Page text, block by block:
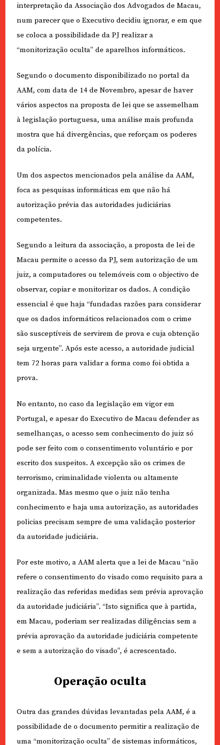
interpretação da Associação dos Advogados de Macau,
num parecer que o Executivo decidiu ignorar, e em que
se coloca a possibilidade da PJ realizar a
“monitorização oculta” de aparelhos informáticos.
Segundo o documento disponibilizado no portal da
AAM, com data de 14 de Novembro, apesar de haver
vários aspectos na proposta de lei que se assemelham
à legislação portuguesa, uma análise mais profunda
mostra que há divergências, que reforçam os poderes
da polícia.
Um dos aspectos mencionados pela análise da AAM,
foca as pesquisas informáticas em que não há
autorização prévia das autoridades judiciárias
competentes.
Segundo a leitura da associação, a proposta de lei de
Macau permite o acesso da PJ, sem autorização de um
juiz, a computadores ou telemóveis com o objectivo de
observar, copiar e monitorizar os dados. A condição
essencial é que haja “fundadas razões para considerar
que os dados informáticos relacionados com o crime
são susceptíveis de servirem de prova e cuja obtenção
seja urgente”. Após este acesso, a autoridade judicial
tem 72 horas para validar a forma como foi obtida a
prova.
No entanto, no caso da legislação em vigor em
Portugal, e apesar do Executivo de Macau defender as
semelhanças, o acesso sem conhecimento do juiz só
pode ser feito com o consentimento voluntário e por
escrito dos suspeitos. A excepção são os crimes de
terrorismo, criminalidade violenta ou altamente
organizada. Mas mesmo que o juiz não tenha
conhecimento e haja uma autorização, as autoridades
policias precisam sempre de uma validação posterior
da autoridade judiciária.
Por este motivo, a AAM alerta que a lei de Macau “não
refere o consentimento do visado como requisito para a
realização das referidas medidas sem prévia aprovação
da autoridade judiciária”. “Isto significa que à partida,
em Macau, poderiam ser realizadas diligências sem a
prévia aprovação da autoridade judiciária competente
e sem a autorização do visado”, é acrescentado.
Operação oculta
Outra das grandes dúvidas levantadas pela AAM, é a
possibilidade de o documento permitir a realização de
uma “monitorização oculta” de sistemas informáticos,